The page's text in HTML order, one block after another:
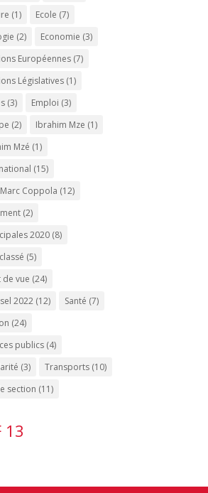
(1) Ecole (7)
(2) Economie (3)
Européennes (7)
Législatives (1)
(3) Emploi (3)
(2) Ibrahim Mze (1)
Mzé (1)
(15)
Marc Coppola (12)
(2)
2020 (8)
(5)
de vue (24)
2022 (12) Santé (7)
(24)
publics (4)
(3) Transports (10)
section (11)
13